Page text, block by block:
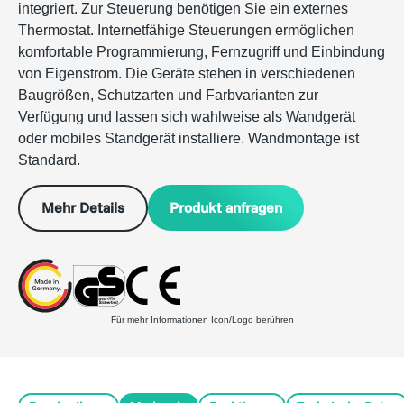
integriert. Zur Steuerung benötigen Sie ein externes
Thermostat. Internetfähige Steuerungen ermöglichen
komfortable Programmierung, Fernzugriff und Einbindung
von Eigenstrom. Die Geräte stehen in verschiedenen
Baugrößen, Schutzarten und Farbvarianten zur
Verfügung und lassen sich wahlweise als Wandgerät
oder mobiles Standgerät installiere. Wandmontage ist
Standard.
Mehr Details Produkt anfragen
Für mehr Informationen Icon/Logo berühren